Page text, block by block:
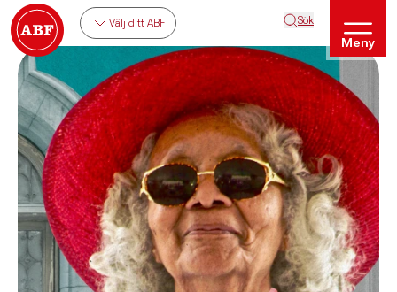
Välj ditt ABF Sök
Meny